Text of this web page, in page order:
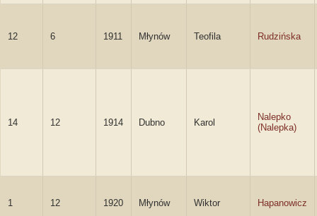
12 6 1911 Młynów Teofila Rudzińska
14 12 1914 Dubno Karol
Nalepko
(Nalepka)
1 12 1920 Młynów Wiktor Hapanowicz